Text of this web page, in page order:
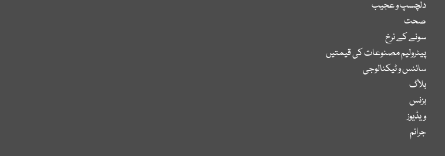
دلچسپ و عجیب
صحت
سونے کے نرخ
پیٹرولیم مصنوعات کی قیمتیں
سائنس و ٹیکنالوجی
بلاگ
بزنس
ویڈیوز
جرائم